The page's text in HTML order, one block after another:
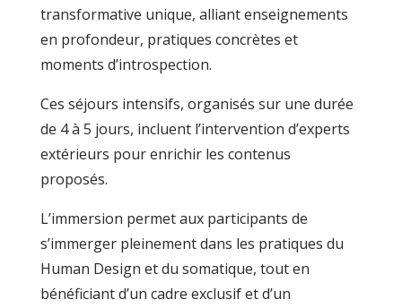
transformative unique, alliant enseignements
en profondeur, pratiques concrètes et
moments d’introspection.
Ces séjours intensifs, organisés sur une durée
de 4 à 5 jours, incluent l’intervention d’experts
extérieurs pour enrichir les contenus
proposés.
L’immersion permet aux participants de
s’immerger pleinement dans les pratiques du
Human Design et du somatique, tout en
bénéficiant d’un cadre exclusif et d’un